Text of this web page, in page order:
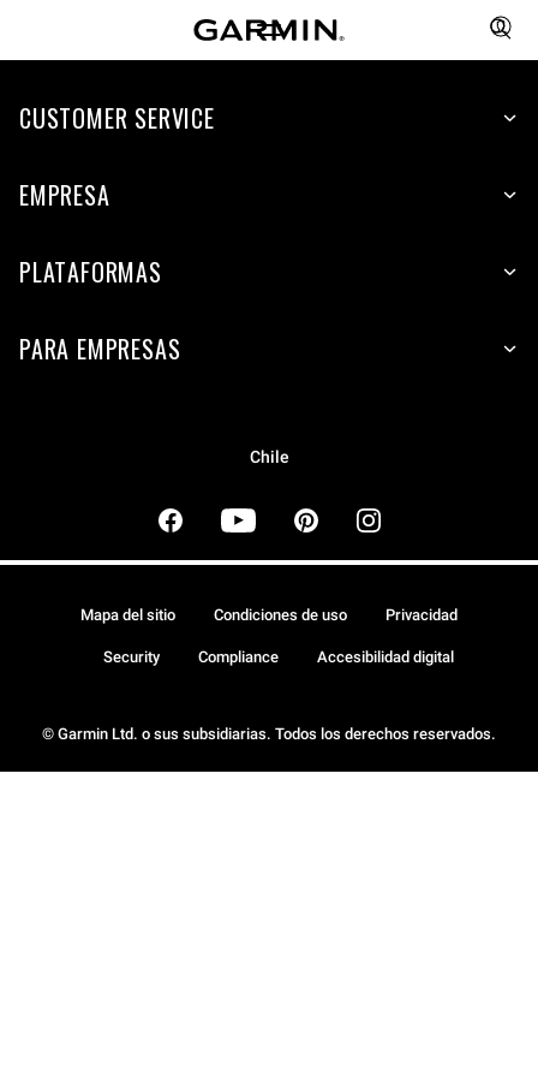
CUSTOMER SERVICE
EMPRESA
PLATAFORMAS
PARA EMPRESAS
Chile
© Garmin Ltd. o sus subsidiarias. Todos los derechos reservados.
Mapa del sitio Condiciones de uso Privacidad
Security Compliance Accesibilidad digital